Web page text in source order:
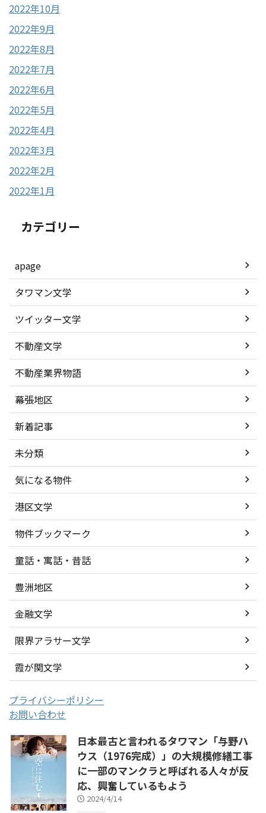
2022年10月
2022年9月
2022年8月
2022年7月
2022年6月
2022年5月
2022年4月
2022年3月
2022年2月
2022年1月
カテゴリー
apage
タワマン文学
ツイッター文学
不動産文学
不動産業界物語
幕張地区
新着記事
未分類
気になる物件
港区文学
物件ブックマーク
童話・寓話・昔話
豊洲地区
金融文学
限界アラサー文学
霞が関文学
プライバシーポリシー
お問い合わせ
日本最古と言われるタワマン「与野ハ
ウス（1976完成）」の大規模修繕工事
に一部のマンクラと呼ばれる人々が反
応、興奮しているもよう
2024/4/14